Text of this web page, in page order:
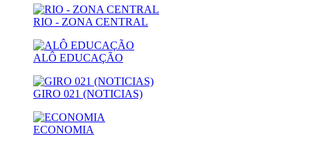
RIO - ZONA CENTRAL
ALÔ EDUCAÇÃO
GIRO 021 (NOTICIAS)
ECONOMIA